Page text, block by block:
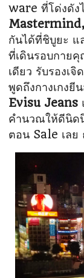
ware ที่โด่งดัง
กันได้ที่ชิบูยะ แ
ที่เดินรอบกาย
เดียว รับรองเ
พูดถึงกางเกงยี
Evisu Jeans
คำนวณให้ดีนิด
ตอน Sale เลย